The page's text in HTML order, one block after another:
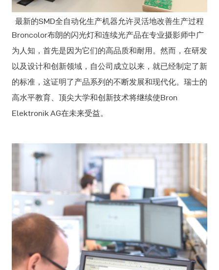
最新的SMD全自动化生产机器允许灵活地改善生产过程
Broncolor布朗的闪光灯和连续光产品在专业摄影师中广
为人知，首先是因为它们的高品质和耐用。然而，在研发
以及设计和创新领域，自公司成立以来，就已经制定了新
的标准，这证明了产品系列的不断发展和现代化。瑞士的
高水平教育、顶尖大学和创新技术将继续使Bron
Elektronik AG在未来受益。